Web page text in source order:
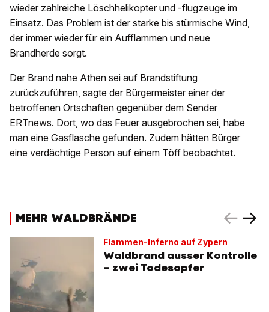
wieder zahlreiche Löschhelikopter und -flugzeuge im
Einsatz. Das Problem ist der starke bis stürmische Wind,
der immer wieder für ein Aufflammen und neue
Brandherde sorgt.
Der Brand nahe Athen sei auf Brandstiftung
zurückzuführen, sagte der Bürgermeister einer der
betroffenen Ortschaften gegenüber dem Sender
ERTnews. Dort, wo das Feuer ausgebrochen sei, habe
man eine Gasflasche gefunden. Zudem hätten Bürger
eine verdächtige Person auf einem Töff beobachtet.
MEHR WALDBRÄNDE
Flammen-Inferno auf Zypern
Waldbrand ausser Kontrolle
– zwei Todesopfer